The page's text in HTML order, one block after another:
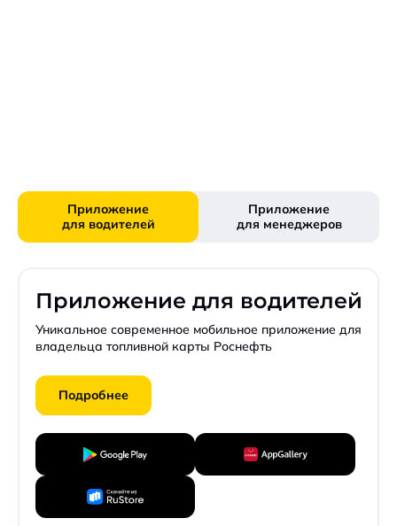
Приложение
для водителей
Приложение
для менеджеров
Приложение для водителей
Уникальное современное мобильное приложение для
владельца топливной карты Роснефть
Подробнее